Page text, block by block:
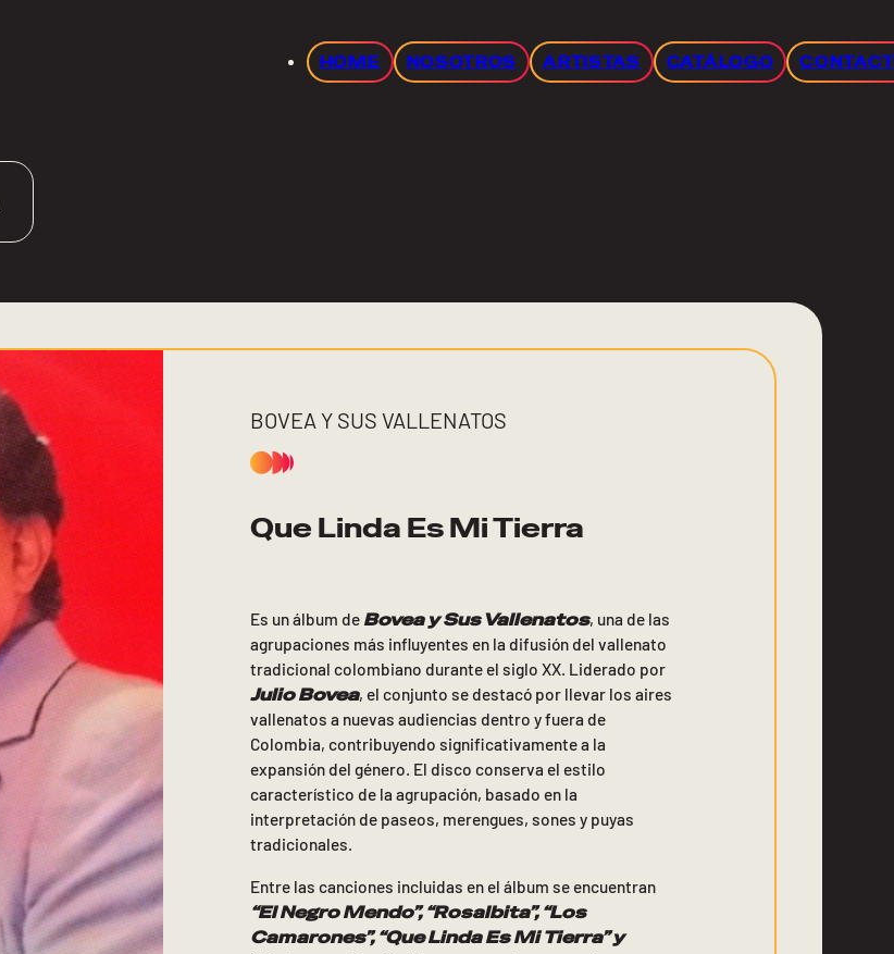
HOME NOSOTROS ARTISTAS CATÁLOGO
BOVEA Y SUS VALLENATOS
Que Linda Es Mi Tierra
Es un álbum de Bovea y Sus Vallenatos, una de las
agrupaciones más influyentes en la difusión del vallenato
tradicional colombiano durante el siglo XX. Liderado por
Julio Bovea, el conjunto se destacó por llevar los aires
vallenatos a nuevas audiencias dentro y fuera de
Colombia, contribuyendo significativamente a la
expansión del género. El disco conserva el estilo
característico de la agrupación, basado en la
interpretación de paseos, merengues, sones y puyas
tradicionales.
Entre las canciones incluidas en el álbum se encuentran
“El Negro Mendo”, “Rosalbita”, “Los
Camarones”, “Que Linda Es Mi Tierra” y